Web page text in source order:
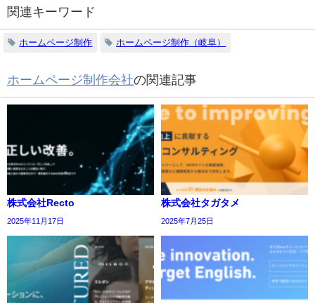
関連キーワード
ホームページ制作 ホームページ制作（岐阜）
ホームページ制作会社の関連記事
株式会社Recto
2025年11月17日
株式会社タガタメ
2025年7月25日